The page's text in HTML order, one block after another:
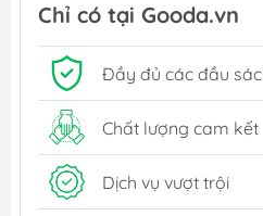
Chỉ có tại Gooda.vn
Đầy đủ các đầu
Chất lượng cam kết
Dịch vụ vượt trội